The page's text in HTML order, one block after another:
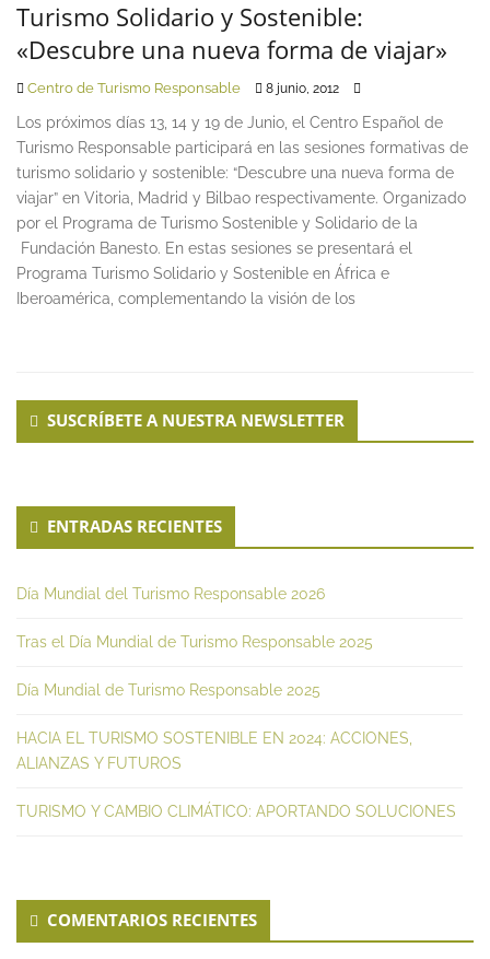
Turismo Solidario y Sostenible:
«Descubre una nueva forma de viajar»
Centro de Turismo Responsable 8 junio, 2012
Los próximos días 13, 14 y 19 de Junio, el Centro Español de
Turismo Responsable participará en las sesiones formativas de
turismo solidario y sostenible: “Descubre una nueva forma de
viajar” en Vitoria, Madrid y Bilbao respectivamente. Organizado
por el Programa de Turismo Sostenible y Solidario de la
Fundación Banesto. En estas sesiones se presentará el
Programa Turismo Solidario y Sostenible en África e
Iberoamérica, complementando la visión de los
Secondary
Sidebar
SUSCRÍBETE A NUESTRA NEWSLETTER
ENTRADAS RECIENTES
Día Mundial del Turismo Responsable 2026
Tras el Día Mundial de Turismo Responsable 2025
Día Mundial de Turismo Responsable 2025
HACIA EL TURISMO SOSTENIBLE EN 2024: ACCIONES,
ALIANZAS Y FUTUROS
TURISMO Y CAMBIO CLIMÁTICO: APORTANDO SOLUCIONES
COMENTARIOS RECIENTES